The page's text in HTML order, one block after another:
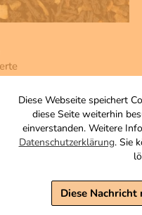
Diese Webseite speichert
diese Seite weiterhin
einverstanden. Weitere
Datenschutzerklärung. Sie
Diese Nachricht
Gewürzmischung
Versand
KG: 45,00 €
Warenkorb